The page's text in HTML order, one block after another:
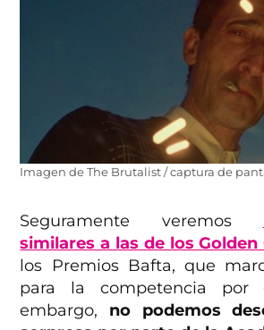
Imagen de The Brutalist / captura de
Seguramente veremos
similares a las de los Golden
los Premios Bafta, que
para la competencia por
embargo, no podemos